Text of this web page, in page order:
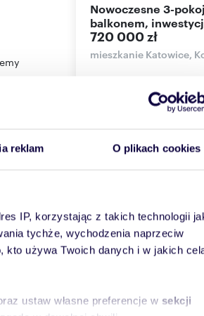
reklam O plikach cookies
IP, korzystając z takich technologii
tychże, wychodzenia naprzeciw
kto używa Twoich danych i w jakich
ustaw własne preferencje w sekcji
Nowoczesne 3-pokojowe mieszkanie z
balkonem,
720 000 zł
mieszkanie Katowice,
Homfi przedstawia
funkcjonalne
Dzielnica Koszutka,